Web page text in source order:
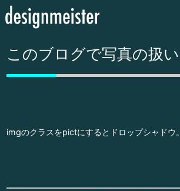
このブログで写真の扱い
imgのクラスをpictにするとドロップシャドウ。